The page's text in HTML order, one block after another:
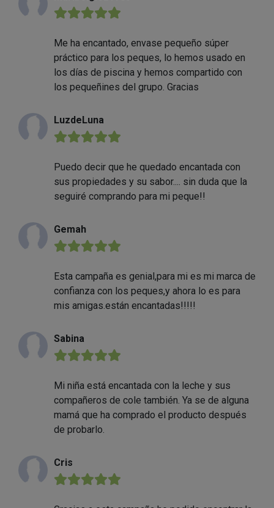
★★★★★
Me ha encantado, envase pequeño súper
práctico para los peques, lo hemos usado en
los días de piscina y hemos compartido con
los pequeñines del grupo. Gracias
LuzdeLuna
★★★★★
Puedo decir que he quedado encantada con
sus propiedades y su sabor.... sin duda que la
seguiré comprando para mi peque!!
Gemah
★★★★★
Esta campaña es genial,para mi es mi marca de
confianza con los peques,y ahora lo es para
mis amigas.están encantadas!!!!!
Sabina
★★★★★
Mi niña está encantada con la leche y sus
compañeros de cole también. Ya se de alguna
mamá que ha comprado el producto después
de probarlo.
Cris
★★★★★